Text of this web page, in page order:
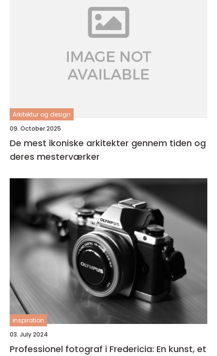
Arkitektur og design
09. October 2025
De mest ikoniske arkitekter gennem tiden og
deres mesterværker
inspiration
03. July 2024
Professionel fotograf i Fredericia: En kunst, et